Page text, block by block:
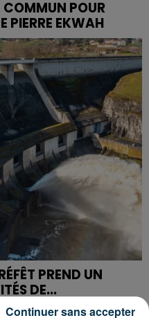
COMMUN POUR
PIERRE EKWAH
PREND UN
DE...
Continuer sans accepter